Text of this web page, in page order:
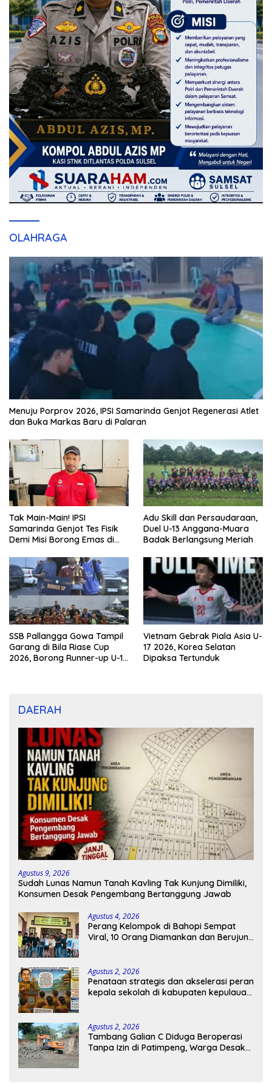
OLAHRAGA
Menuju Porprov 2026, IPSI Samarinda Genjot Regenerasi Atlet
dan Buka Markas Baru di Palaran
Tak Main-Main! IPSI
Samarinda Genjot Tes Fisik
Demi Misi Borong Emas di
Adu Skill dan Persaudaraan,
Duel U-13 Anggana-Muara
Badak Berlangsung Meriah
SSB Pallangga Gowa Tampil
Garang di Bila Riase Cup
2026, Borong Runner-up U-10
Vietnam Gebrak Piala Asia U-
17 2026, Korea Selatan
Dipaksa Tertunduk
DAERAH
Agustus 9, 2026
Sudah Lunas Namun Tanah Kavling Tak Kunjung Dimiliki,
Konsumen Desak Pengembang Bertanggung Jawab
Agustus 4, 2026
Perang Kelompok di Bahopi Sempat
Viral, 10 Orang Diamankan dan Berujung
Agustus 2, 2026
Penataan strategis dan akselerasi peran
kepala sekolah di kabupaten kepulauan
Agustus 2, 2026
Tambang Galian C Diduga Beroperasi
Tanpa Izin di Patimpeng, Warga Desak